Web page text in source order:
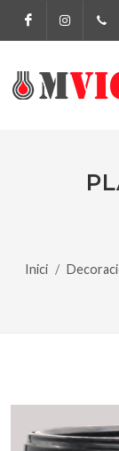
Facebook
Inici